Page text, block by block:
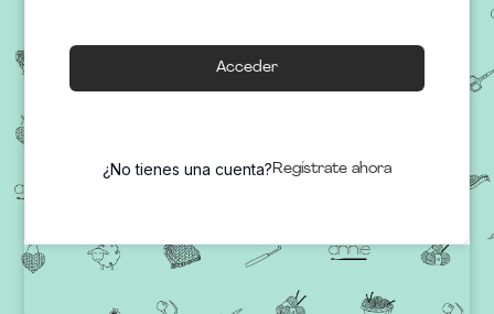
Acceder
¿No tienes una cuenta?Regístrate ahora